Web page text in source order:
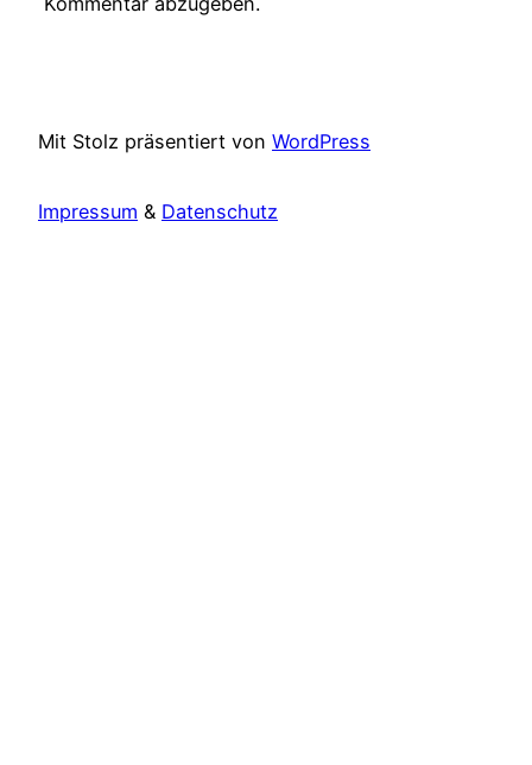
Mit Stolz präsentiert von WordPress
Impressum & Datenschutz